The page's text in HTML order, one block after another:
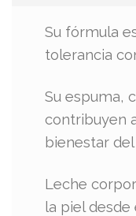
Su fórmula
tolerancia
Su espuma,
contribuyen
bienestar
Leche
la piel